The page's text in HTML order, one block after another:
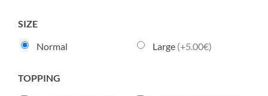
SIZE
Normal
Large (+5.00€)
TOPPING